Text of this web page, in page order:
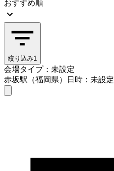
おすすめ順
絞り込み1
会場タイプ：未設定
赤坂駅（福岡県）
日時：未設定